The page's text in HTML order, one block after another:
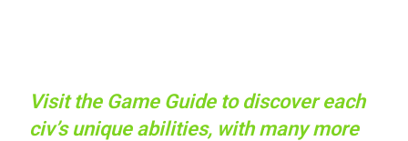
Visit the Game Guide to discover each
civ’s unique abilities, with many more